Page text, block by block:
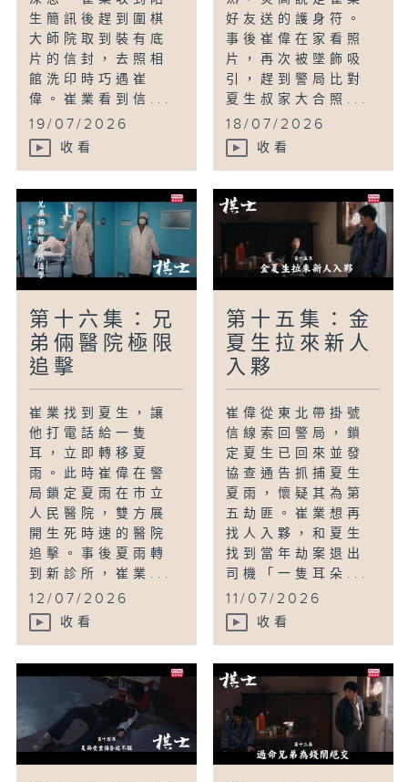
生簡訊後趕到圍棋
大師院取到裝有底
片的信封，去照相
館洗印時巧遇崔
偉。崔業看到信...
19/07/2026
收看
好友送的護身符。
事後崔偉在家看照
片，再次被墜飾吸
引，趕到警局比對
夏生叔家大合照...
18/07/2026
收看
第十六集：兄
弟倆醫院極限
追擊
崔業找到夏生，讓
他打電話給一隻
耳，立即轉移夏
雨。此時崔偉在警
局鎖定夏雨在市立
人民醫院，雙方展
開生死時速的醫院
追擊。事後夏雨轉
到新診所，崔業...
12/07/2026
收看
第十五集：金
夏生拉來新人
入夥
崔偉從東北帶掛號
信線索回警局，鎖
定夏生已回來並發
協查通告抓捕夏生
夏雨，懷疑其為第
五劫匪。崔業想再
找人入夥，和夏生
找到當年劫案退出
司機「一隻耳朵...
11/07/2026
收看